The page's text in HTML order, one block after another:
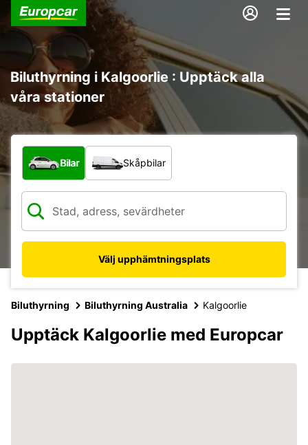
Biluthyrning i Kalgoorlie : Upptäck alla
våra stationer
Vilken typ av fordon?
Bilar Skåpbilar
Välj upphämtningsplats
Biluthyrning Biluthyrning Australia Kalgoorlie
Upptäck Kalgoorlie med Europcar